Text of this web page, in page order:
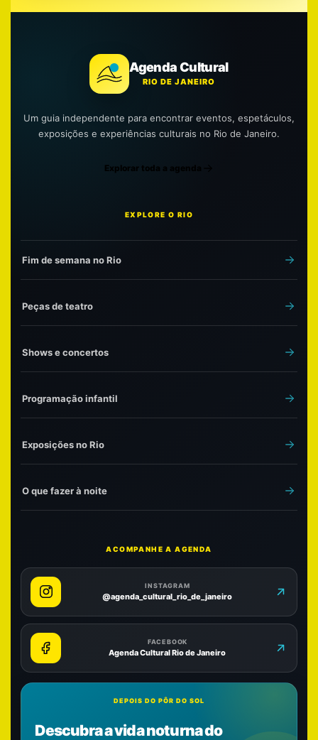
Agenda Cultural
RIO DE JANEIRO
Um guia independente para encontrar eventos, espetáculos,
exposições e experiências culturais no Rio de Janeiro.
Explorar toda a agenda
EXPLORE O RIO
Fim de semana no Rio
Peças de teatro
Shows e concertos
Programação infantil
Exposições no Rio
O que fazer à noite
ACOMPANHE A AGENDA
INSTAGRAM
@agenda_cultural_rio_de_janeiro
FACEBOOK
Agenda Cultural Rio de Janeiro
DEPOIS DO PÔR DO SOL
Descubra a vida noturna do